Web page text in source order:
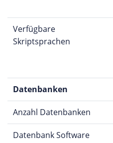
Verfügbare
Skriptsprachen
Datenbanken
Anzahl Datenbanken
Datenbank Software